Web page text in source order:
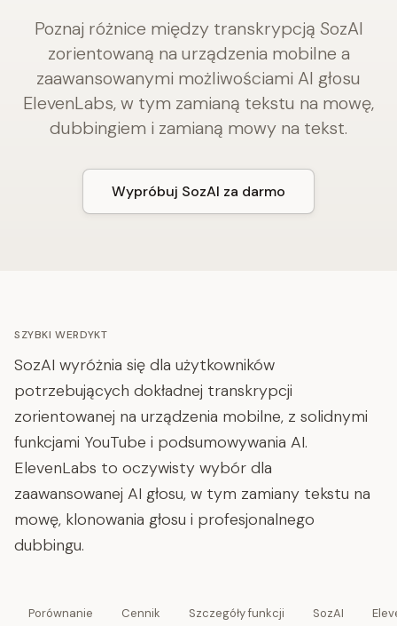
Poznaj różnice między transkrypcją SozAI
zorientowaną na urządzenia mobilne a
zaawansowanymi możliwościami AI głosu
ElevenLabs, w tym zamianą tekstu na mowę,
dubbingiem i zamianą mowy na tekst.
Wypróbuj SozAI za darmo
SZYBKI WERDYKT
SozAI wyróżnia się dla użytkowników
potrzebujących dokładnej transkrypcji
zorientowanej na urządzenia mobilne, z solidnymi
funkcjami YouTube i podsumowywania AI.
ElevenLabs to oczywisty wybór dla
zaawansowanej AI głosu, w tym zamiany tekstu na
mowę, klonowania głosu i profesjonalnego
dubbingu.
Porównanie Cennik Szczegóły funkcji SozAI